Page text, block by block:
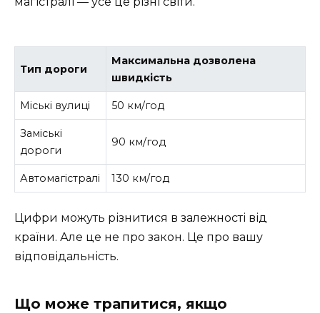
Тип дороги
Максимальна дозволена
швидкість
Міські вулиці 50 км/год
Заміські
дороги
90 км/год
Автомагістралі 130 км/год
Цифри можуть різнитися в залежності від
країни. Але це не про закон. Це про вашу
відповідальність.
Що може трапитися, якщо